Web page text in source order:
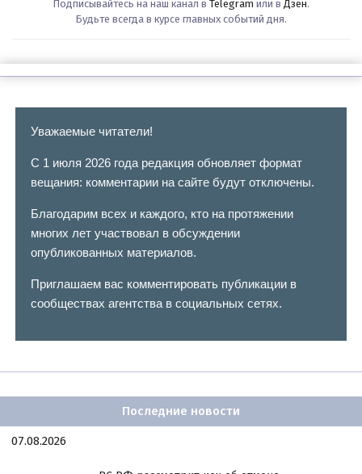
Подписывайтесь на наш канал в Telegram или в Дзен.
Будьте всегда в курсе главных событий дня.
Уважаемые читатели!
С 1 июля 2026 года редакция обновляет формат
вещания: комментарии на сайте будут отключены.
Благодарим всех и каждого, кто на протяжении
многих лет участвовал в обсуждении
опубликованных материалов.
Приглашаем вас комментировать публикации в
сообществах агентства в социальных сетях.
Последние новости
07.08.2026